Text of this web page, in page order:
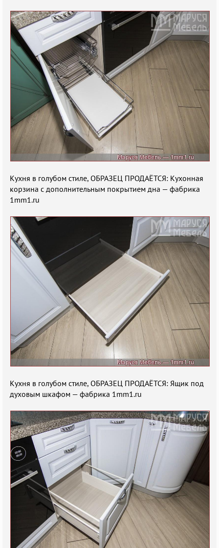
Кухня в голубом стиле, ОБРАЗЕЦ ПРОДАЁТСЯ: Кухонная
корзина с дополнительным покрытием дна — фабрика
1mm1.ru
Кухня в голубом стиле, ОБРАЗЕЦ ПРОДАЁТСЯ: Ящик под
духовым шкафом — фабрика 1mm1.ru